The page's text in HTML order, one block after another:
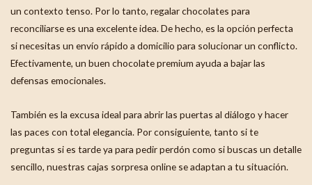
un contexto tenso. Por lo tanto, regalar chocolates para
reconciliarse es una excelente idea. De hecho, es la opción perfecta
si necesitas un envío rápido a domicilio para solucionar un conflicto.
Efectivamente, un buen chocolate premium ayuda a bajar las
defensas emocionales.
También es la excusa ideal para abrir las puertas al diálogo y hacer
las paces con total elegancia. Por consiguiente, tanto si te
preguntas si es tarde ya para pedir perdón como si buscas un detalle
sencillo, nuestras cajas sorpresa online se adaptan a tu situación.